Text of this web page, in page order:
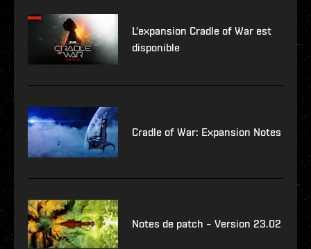
L'expansion Cradle of War est
disponible
Cradle of War: Expansion Notes
Notes de patch – Version 23.02